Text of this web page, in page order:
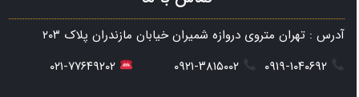
آدرس : تهران متروی دروازه شمیران خیابان مازندران پلاک ۲۰۳
۰۲۱-۷۷۶۴۹۲۰۲